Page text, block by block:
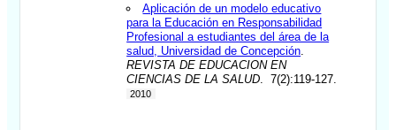
Aplicación de un modelo educativo
para la Educación en Responsabilidad
Profesional a estudiantes del área de la
salud, Universidad de Concepción
REVISTA DE EDUCACION EN
CIENCIAS DE LA SALUD . 7(2):119-127.
2010